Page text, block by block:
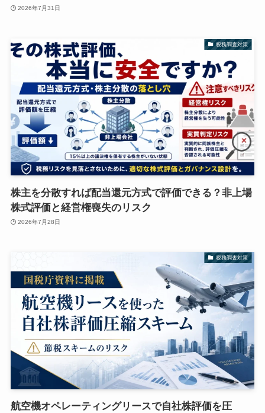
2026年7月31日
税務調査対策
株主を分散すれば配当還元方式で評価できる？非上場
株式評価と経営権喪失のリスク
2026年7月28日
税務調査対策
航空機オペレーティングリースで自社株評価を圧